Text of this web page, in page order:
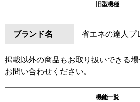
東芝
三菱電機
日立 RCI-
三菱重工
旧型機種
ダイキン
東芝
三菱電機
GP335RGHP4
ブランド名 省エネの達人プ
掲載以外の商品もお取り扱いできる場
お問い合わせください。
機能一覧